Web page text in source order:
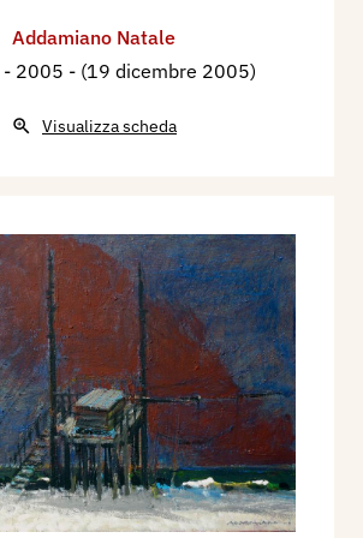
Addamiano Natale
- 2005 - (19 dicembre 2005)
Visualizza scheda